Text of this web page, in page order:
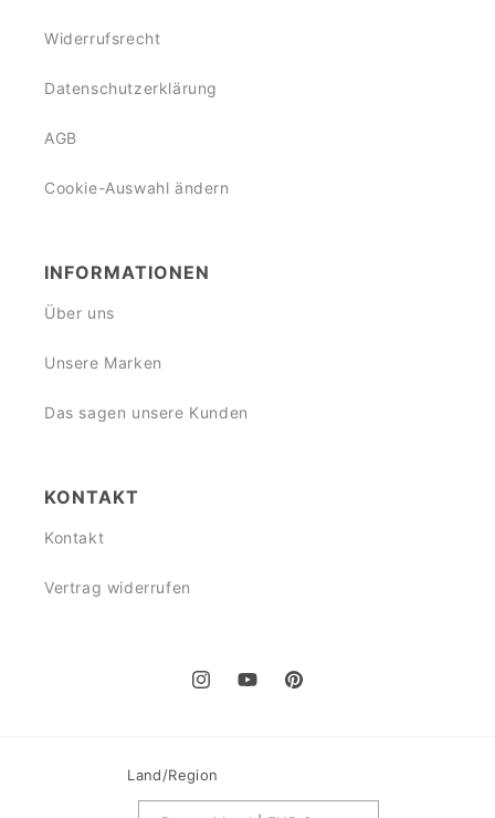
Widerrufsrecht
Datenschutzerklärung
AGB
Cookie-Auswahl ändern
INFORMATIONEN
Über uns
Unsere Marken
Das sagen unsere Kunden
KONTAKT
Kontakt
Vertrag widerrufen
InstagramYouTubePinterest
Land/Region